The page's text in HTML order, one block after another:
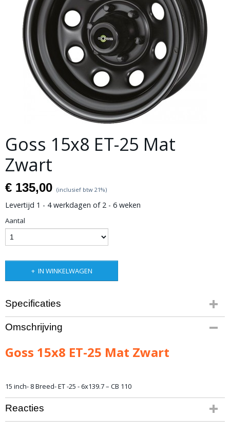
Goss 15x8 ET-25 Mat
Zwart
€ 135,00 (inclusief btw 21%)
Levertijd 1 - 4 werkdagen of 2 - 6 weken
Aantal
IN WINKELWAGEN
Specificaties
Bruto gewicht
16,00 Kg
Omschrijving
Goss 15x8 ET-25 Mat Zwart
15 inch- 8 Breed- ET -25 - 6x139.7 – CB 110
Reacties